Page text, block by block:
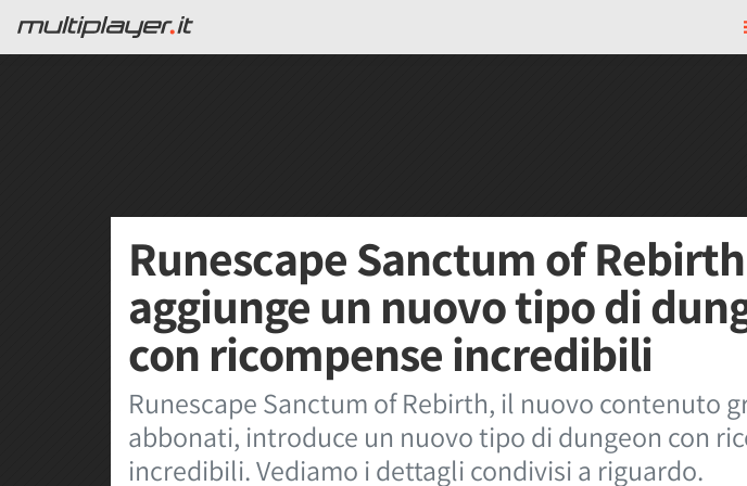
Runescape Sanctum of Rebirth
aggiunge un nuovo tipo di
con ricompense incredibili
Runescape Sanctum of Rebirth, il nuovo contenuto
abbonati, introduce un nuovo tipo di dungeon con
incredibili. Vediamo i dettagli condivisi a riguardo.